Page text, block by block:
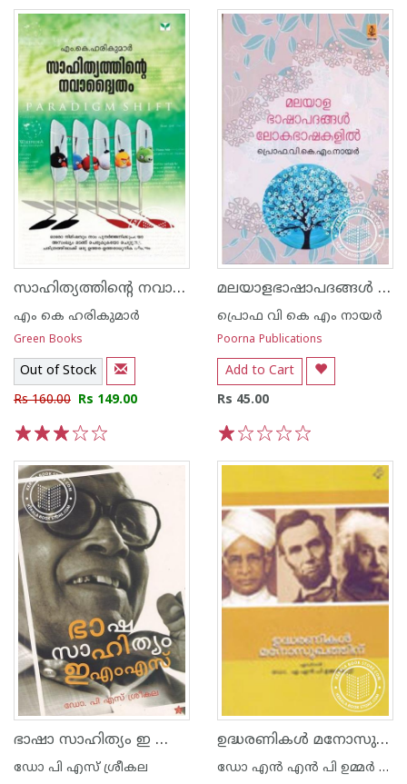
സാഹിത്യത്തിന്റെ നവാദ്വൈതം
എം കെ ഹരികുമാര്‍
Green Books
Out of Stock
Rs 160.00 Rs 149.00
മലയാളഭാഷാപദങ്ങള്‍ ലോകഭാഷകളില്‍
പ്രൊഫ വി കെ എം നായര്‍
Poorna Publications
Add to Cart
Rs 45.00
ഭാഷാ സാഹിത്യം ഇ എം എസ്
ഡോ പി എസ് ശ്രീകല
ഉദ്ധരണികള്‍ മനോസുഖത്തിന്‌
ഡോ എന്‍ എന്‍ പി ഉമ്മര്‍ കുട്ടി